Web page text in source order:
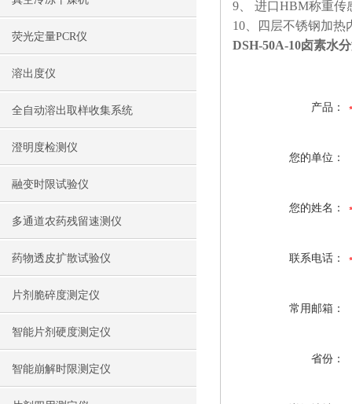
荧光定量PCR仪
溶出度仪
全自动溶出取样收集系统
澄明度检测仪
融变时限试验仪
多通道农药残留速测仪
药物透皮扩散试验仪
片剂脆碎度测定仪
智能片剂硬度测定仪
智能崩解时限测定仪
9、 进口HBM称重传
10、四层不锈钢加热
DSH-50A-10卤素水
产品：
您的单位：
您的姓名：
联系电话：
常用邮箱：
省份：